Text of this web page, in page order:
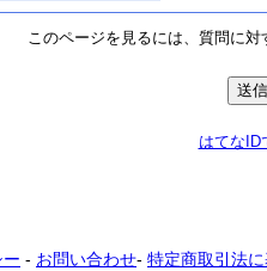
このページを見るには、質問に
はてなID
- お問い合わせ- 特定商取引法